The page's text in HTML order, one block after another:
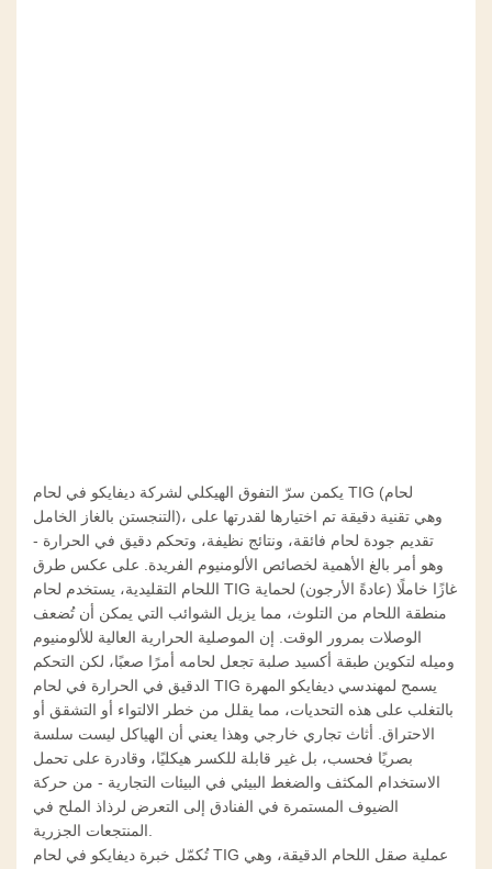
يكمن سرّ التفوق الهيكلي لشركة ديفايكو في لحام TIG (لحام
التنجستن بالغاز الخامل)، وهي تقنية دقيقة تم اختيارها لقدرتها على
تقديم جودة لحام فائقة، ونتائج نظيفة، وتحكم دقيق في الحرارة -
وهو أمر بالغ الأهمية لخصائص الألومنيوم الفريدة. على عكس طرق
اللحام التقليدية، يستخدم لحام TIG غازًا خاملًا (عادةً الأرجون) لحماية
منطقة اللحام من التلوث، مما يزيل الشوائب التي يمكن أن تُضعف
الوصلات بمرور الوقت. إن الموصلية الحرارية العالية للألومنيوم
وميله لتكوين طبقة أكسيد صلبة تجعل لحامه أمرًا صعبًا، لكن التحكم
الدقيق في الحرارة في لحام TIG يسمح لمهندسي ديفايكو المهرة
بالتغلب على هذه التحديات، مما يقلل من خطر الالتواء أو التشقق أو
الاحتراق. أثاث تجاري خارجي وهذا يعني أن الهياكل ليست سلسة
بصريًا فحسب، بل غير قابلة للكسر هيكليًا، وقادرة على تحمل
الاستخدام المكثف والضغط البيئي في البيئات التجارية - من حركة
الضيوف المستمرة في الفنادق إلى التعرض لرذاذ الملح في
المنتجعات الجزرية.
تُكمّل خبرة ديفايكو في لحام TIG عملية صقل اللحام الدقيقة، وهي